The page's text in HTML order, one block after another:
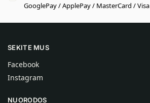
GooglePay / ApplePay / MasterCard / Visa
SEKITE MUS
Facebook
Instagram
NUORODOS